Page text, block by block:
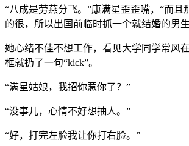
“八成是劳燕分飞。”康满星歪歪嘴，“而且
的很，所以出国前临时抓一个就结婚的男
她心绪不佳不想工作，看见大学同学常风
框就扔了一句“kick”。
“满星姑娘，我招你惹你了？”
“没事儿，心情不好想抽人。”
“好，打完左脸我让你打右脸。”